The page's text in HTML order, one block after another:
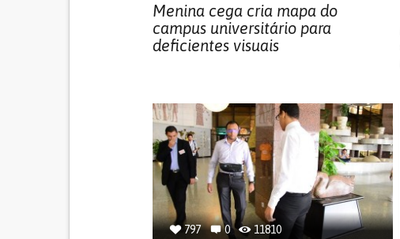
Menina cega cria mapa do
campus universitário para
deficientes visuais
797 0 11810